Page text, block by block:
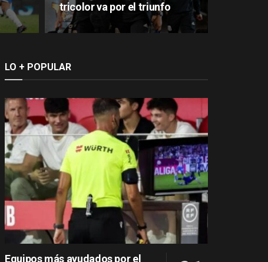
tricolor va por el triunfo
LO + POPULAR
Equipos más ayudados por el